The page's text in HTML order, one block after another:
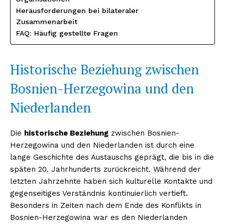
Herausforderungen bei bilateraler
Zusammenarbeit
FAQ: Häufig gestellte Fragen
Historische Beziehung zwischen
Bosnien-Herzegowina und den
Niederlanden
Die historische Beziehung zwischen Bosnien-
Herzegowina und den Niederlanden ist durch eine
lange Geschichte des Austauschs geprägt, die bis in die
späten 20. Jahrhunderts zurückreicht. Während der
letzten Jahrzehnte haben sich kulturelle Kontakte und
gegenseitiges Verständnis kontinuierlich vertieft.
Besonders in Zeiten nach dem Ende des Konflikts in
Bosnien-Herzegowina war es den Niederlanden